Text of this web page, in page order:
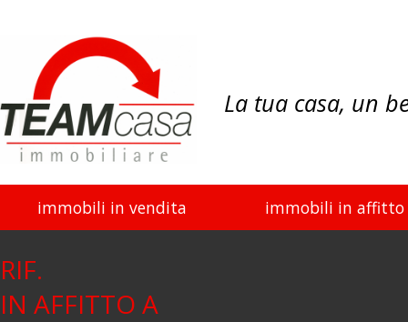
La tua casa, un
immobili in vendita immobili in affitto
RIF.
IN AFFITTO A